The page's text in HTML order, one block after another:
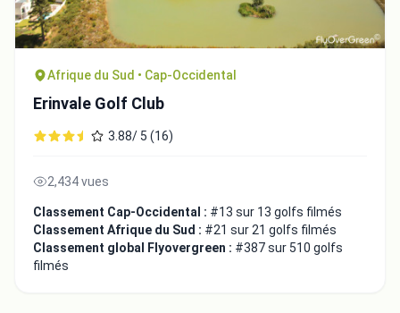
Afrique du Sud • Cap-Occidental
Erinvale Golf Club
3.88/ 5 (16)
2,434 vues
Classement Cap-Occidental : #13 sur 13 golfs filmés
Classement Afrique du Sud : #21 sur 21 golfs filmés
Classement global Flyovergreen : #387 sur 510 golfs
filmés